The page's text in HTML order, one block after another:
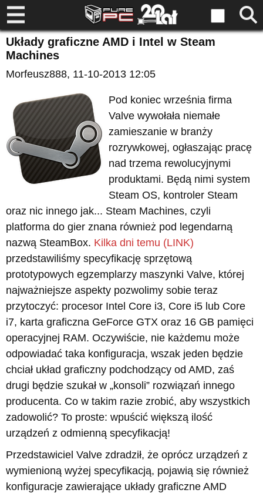
Układy graficzne AMD i Intel w Steam
Machines
Morfeusz888, 11-10-2013 12:05
Pod koniec września firma
Valve wywołała niemałe
zamieszanie w branży
rozrywkowej, ogłaszając pracę
nad trzema rewolucyjnymi
produktami. Będą nimi system
Steam OS, kontroler Steam
oraz nic innego jak... Steam Machines, czyli
platforma do gier znana również pod legendarną
nazwą SteamBox. Kilka dni temu (LINK)
przedstawiliśmy specyfikację sprzętową
prototypowych egzemplarzy maszynki Valve, której
najważniejsze aspekty pozwolimy sobie teraz
przytoczyć: procesor Intel Core i3, Core i5 lub Core
i7, karta graficzna GeForce GTX oraz 16 GB pamięci
operacyjnej RAM. Oczywiście, nie każdemu może
odpowiadać taka konfiguracja, wszak jeden będzie
chciał układ graficzny podchodzący od AMD, zaś
drugi będzie szukał w „konsoli” rozwiązań innego
producenta. Co w takim razie zrobić, aby wszystkich
zadowolić? To proste: wpuścić większą ilość
urządzeń z odmienną specyfikacją!
Przedstawiciel Valve zdradził, że oprócz urządzeń z
wymienioną wyżej specyfikacją, pojawią się również
konfiguracje zawierające układy graficzne AMD